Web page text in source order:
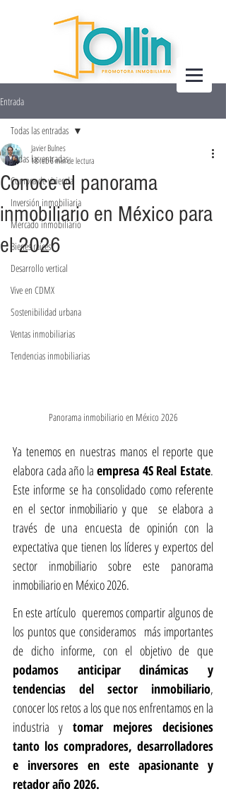
Entrada
Todas las entradas
Compra de vivienda
Inversión inmobiliaria
Mercado inmobiliario
Bienes raíces
Desarrollo vertical
Vive en CDMX
Sostenibilidad urbana
Ventas inmobiliarias
Tendencias inmobiliarias
Todas las entradas
Conoce el panorama
inmobiliario en México para
el 2026
Javier Bulnes
18 feb6 min de lectura
Panorama inmobiliario en México 2026
Ya tenemos en nuestras manos el reporte que
elabora cada año la empresa 4S Real Estate.
Este informe se ha consolidado como referente
en el sector inmobiliario y que  se elabora a
través de una encuesta de opinión con la
expectativa que tienen los líderes y expertos del
sector inmobiliario sobre este panorama
inmobiliario en México 2026.
En este artículo  queremos compartir algunos de
los puntos que consideramos  más importantes
podamos anticipar dinámicas y
tendencias del sector inmobiliario,
conocer los retos a los que nos enfrentamos en la
industria y tomar mejores decisiones
tanto los compradores, desarrolladores
e inversores en este apasionante y
retador año 2026.